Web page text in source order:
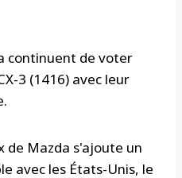
continuent de voter
3 (1416) avec leur
de Mazda s'ajoute un
avec les États-Unis, le